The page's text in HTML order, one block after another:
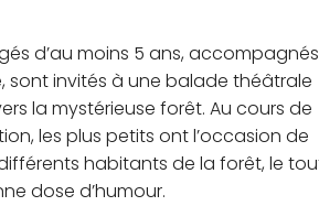
d’au moins 5 ans, accompagnés
sont invités à une balade théâtrale
la mystérieuse forêt. Au cours de
les plus petits ont l’occasion de
habitants de la forêt, le
dose d’humour.